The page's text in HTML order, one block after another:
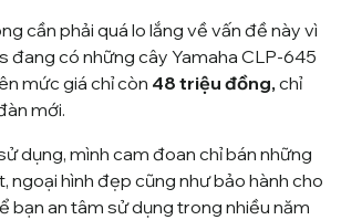
cần phải quá lo lắng về vấn đề này vì
đang có những cây Yamaha CLP-645
mức giá chỉ còn 48 triệu đồng,chỉ
mới.
dụng, mình cam đoan chỉ bán những
ngoại hình đẹp cũng như bảo hành cho
bạn an tâm sử dụng trong nhiều năm